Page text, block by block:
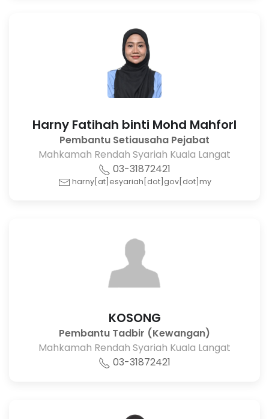
Harny Fatihah binti Mohd Mahforl
Pembantu Setiausaha Pejabat
Mahkamah Rendah Syariah Kuala Langat
03-31872421
harny[at]esyariah[dot]gov[dot]my
KOSONG
Pembantu Tadbir (Kewangan)
Mahkamah Rendah Syariah Kuala Langat
03-31872421